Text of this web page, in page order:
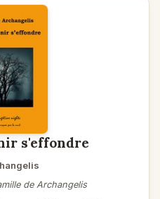
s'effondre
de Archangelis